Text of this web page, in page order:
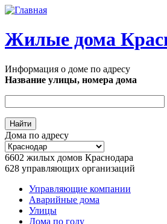
Перейти к основному содержанию
Жилые дома
Информация о доме по адресу
Название улицы, номера дома
Дома по адресу
6602 жилых домов Краснодара
628 управляющих организаций
Главное меню
Управляющие компании
Аварийные дома
Улицы
Дома по году